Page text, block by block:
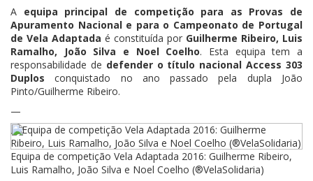
A equipa principal de competição para as Provas de
Apuramento Nacional e para o Campeonato de Portugal
de Vela Adaptada é constituída por Guilherme Ribeiro, Luis
Ramalho, João Silva e Noel Coelho. Esta equipa tem a
responsabilidade de defender o título nacional Access 303
Duplos conquistado no ano passado pela dupla João
Pinto/Guilherme Ribeiro.
—
Equipa de competição Vela Adaptada 2016: Guilherme Ribeiro,
Luis Ramalho, João Silva e Noel Coelho (®VelaSolidaria)